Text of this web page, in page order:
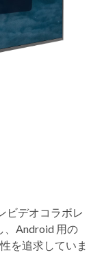
ビデオコラボレ
、Android 用の
を追求していま